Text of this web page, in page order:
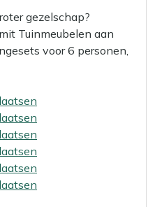
gezelschap?
Tuinmeubelen aan
voor 6 personen,